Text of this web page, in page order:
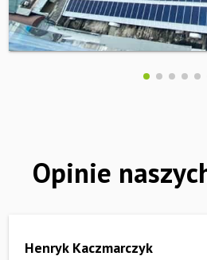
Opinie
Henryk Kaczmarczyk